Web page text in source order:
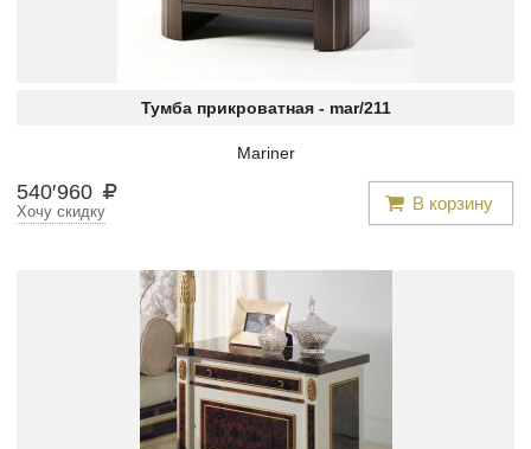
Тумба прикроватная - mar/211
Mariner
540′960 В корзину
Хочу скидку